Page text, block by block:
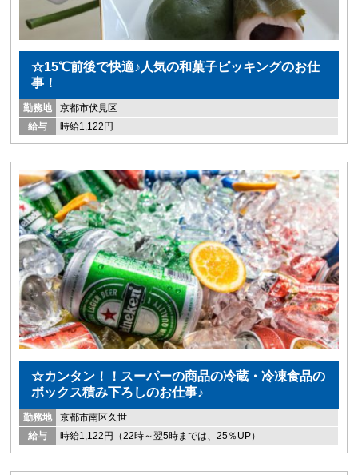
☆15℃前後で快適♪人気の和菓子ピッキングのお仕
事！
勤務地
京都市伏見区
給与
時給1,122円
☆カンタン！！スーパーの商品の冷蔵・冷凍食品の
ボックス積み下ろしのお仕事♪
勤務地
京都市南区久世
給与
時給1,122円（22時～翌5時までは、25％UP）